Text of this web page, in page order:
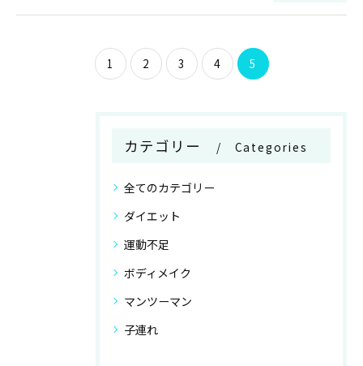
1 2 3 4 5
カテゴリー Categories
全てのカテゴリー
ダイエット
運動不足
ボディメイク
マンツーマン
子連れ